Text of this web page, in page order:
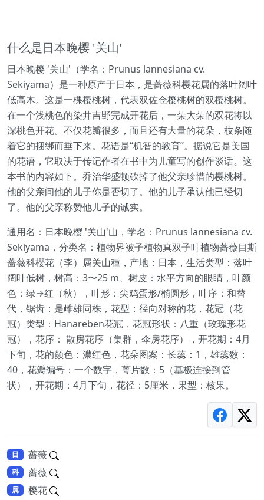
什么是日本晚樱 '关山'
日本晚樱 '关山'（学名：Prunus lannesiana cv.
Sekiyama）是一种原产于日本，是蔷薇科樱花属的落叶阔叶
低高木。这是一棵樱桃树，代表双佐仓樱桃树的双樱桃树。
在一个浅桃色的染井吉野完成开花后，一朵大朵的双花将以
深桃色开花。不仅花瓣很多，而且还有大量的花朵，枝条随
着它的捆绑而垂下来。花语是“机智的教育”。据说它是美国
的花语，它取决于传记作者在书中为儿童写的创作谈话。这
本书的内容如下。乔治华盛顿砍掉了他父亲珍惜的樱桃树。
他的父亲问他的儿子你是否切了。他的儿子承认他已经切
了。他的父亲称赞他儿子的诚实。
通用名：日本晚樱 '关山'山，学名：Prunus lannesiana cv.
Sekiyama，分类名：植物界被子植物真双子叶植物蔷薇目斯
蔷薇科櫻花（李）属关山種，产地：日本，生活类型：落叶
阔叶低树，树高：3〜25 m、树皮：水平方向的眼睛，叶颜
色：绿→红（秋），叶形：尖鸡蛋形/椭圆形，叶序：和替
代，锯齿：是雌雄同株，花型：径向对称的花，花冠（花
冠）类型：Hanareben花冠，花冠形状：八重（玫瑰形花
冠），花序： 散房花序（集群，伞房花序），开花期：4月
下旬，花的颜色：濃红色，花朵图案：长蕊：1，雄蕊数：
40，花瓣编号：一个数字，萼片数：5（基极连接到管
状），开花期：4月下旬，花径：5厘米，果型：核果。
目 薔薇
科 薔薇
属 樱花